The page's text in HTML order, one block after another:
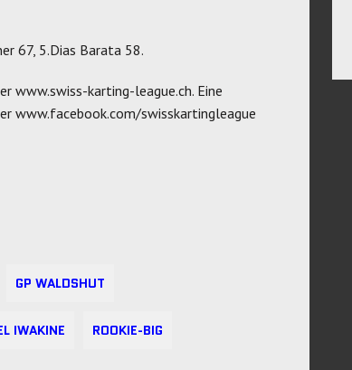
67, 5.Dias Barata 58.
www.swiss-karting-league.ch. Eine
www.facebook.com/swisskartingleague
GP WALDSHUT
IWAKINE ROOKIE-BIG